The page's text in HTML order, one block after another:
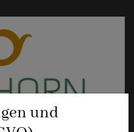
und